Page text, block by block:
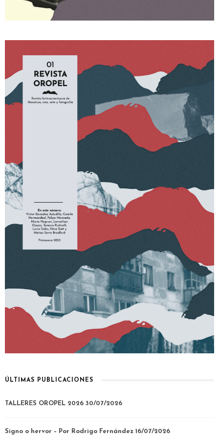
ÚLTIMAS PUBLICACIONES
TALLERES OROPEL 2026 30/07/2026
Signo o hervor – Por Rodrigo Fernández 16/07/2026